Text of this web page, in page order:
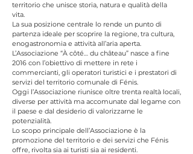
territorio che unisce storia, natura e qualità della
vita.
La sua posizione centrale lo rende un punto di
partenza ideale per scoprire la regione, tra cultura,
enogastronomia e attività all’aria aperta.
L’Associazione “À côté… du château” nasce a fine
2016 con l’obiettivo di mettere in rete i
commercianti, gli operatori turistici e i prestatori di
servizi del territorio comunale di Fénis.
Oggi l’Associazione riunisce oltre trenta realtà locali,
diverse per attività ma accomunate dal legame con
il paese e dal desiderio di valorizzarne le
potenzialità.
Lo scopo principale dell’Associazione è la
promozione del territorio e dei servizi che Fénis
offre, rivolta sia ai turisti sia ai residenti.